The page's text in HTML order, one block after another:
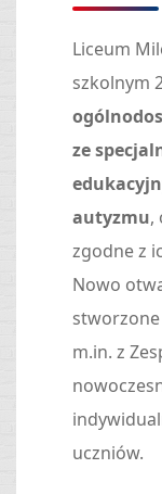
Liceum
szkolnym
ze
autyzmu,
zgodne z
Nowo
stworzone
m.in. z
uczniów.